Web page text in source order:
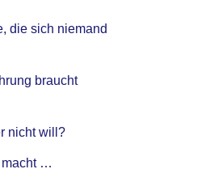
die sich niemand
braucht
nicht will?
macht …